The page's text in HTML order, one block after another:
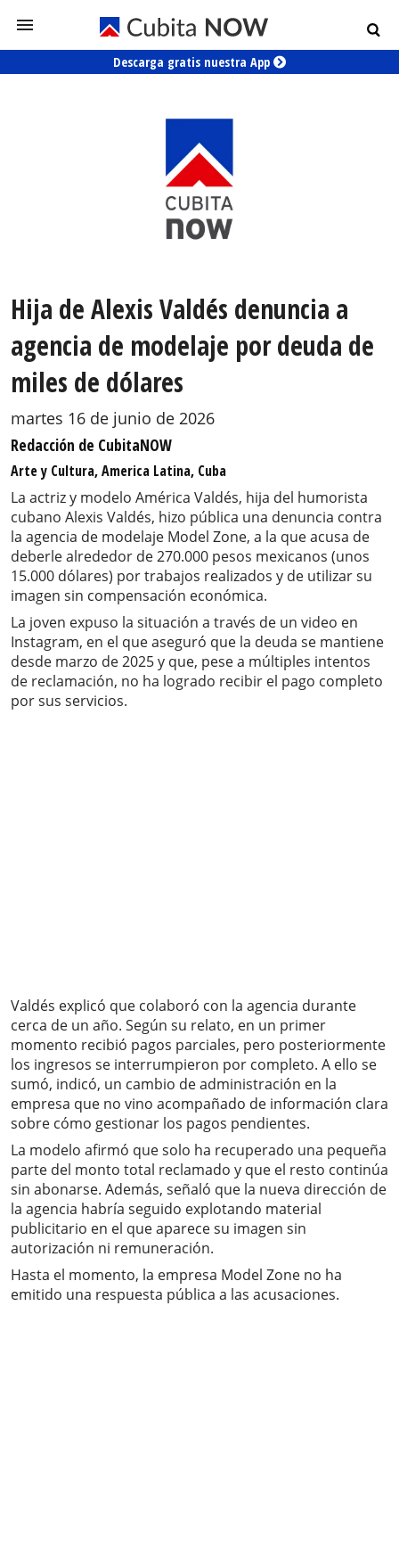
Descarga gratis nuestra App
Hija de Alexis Valdés denuncia a
agencia de modelaje por deuda de
miles de dólares
martes 16 de junio de 2026
Redacción de CubitaNOW
Arte y Cultura, America Latina, Cuba
La actriz y modelo América Valdés, hija del humorista
cubano Alexis Valdés, hizo pública una denuncia contra
la agencia de modelaje Model Zone, a la que acusa de
deberle alrededor de 270.000 pesos mexicanos (unos
15.000 dólares) por trabajos realizados y de utilizar su
imagen sin compensación económica.
La joven expuso la situación a través de un video en
Instagram, en el que aseguró que la deuda se mantiene
desde marzo de 2025 y que, pese a múltiples intentos
de reclamación, no ha logrado recibir el pago completo
por sus servicios.
Valdés explicó que colaboró con la agencia durante
cerca de un año. Según su relato, en un primer
momento recibió pagos parciales, pero posteriormente
los ingresos se interrumpieron por completo. A ello se
sumó, indicó, un cambio de administración en la
empresa que no vino acompañado de información clara
sobre cómo gestionar los pagos pendientes.
La modelo afirmó que solo ha recuperado una pequeña
parte del monto total reclamado y que el resto continúa
sin abonarse. Además, señaló que la nueva dirección de
la agencia habría seguido explotando material
publicitario en el que aparece su imagen sin
autorización ni remuneración.
Hasta el momento, la empresa Model Zone no ha
emitido una respuesta pública a las acusaciones.